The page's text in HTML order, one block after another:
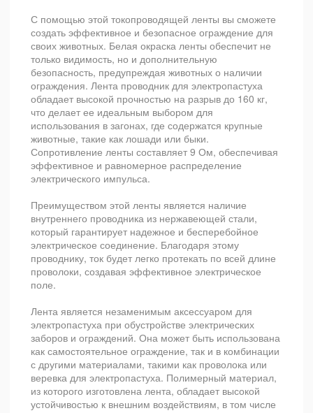
С помощью этой токопроводящей ленты вы сможете
создать эффективное и безопасное ограждение для
своих животных. Белая окраска ленты обеспечит не
только видимость, но и дополнительную
безопасность, предупреждая животных о наличии
ограждения. Лента проводник для электропастуха
обладает высокой прочностью на разрыв до 160 кг,
что делает ее идеальным выбором для
использования в загонах, где содержатся крупные
животные, такие как лошади или быки.
Сопротивление ленты составляет 9 Ом, обеспечивая
эффективное и равномерное распределение
электрического импульса.
Преимуществом этой ленты является наличие
внутреннего проводника из нержавеющей стали,
который гарантирует надежное и бесперебойное
электрическое соединение. Благодаря этому
проводнику, ток будет легко протекать по всей длине
проволоки, создавая эффективное электрическое
поле.
Лента является незаменимым аксессуаром для
электропастуха при обустройстве электрических
заборов и ограждений. Она может быть использована
как самостоятельное ограждение, так и в комбинации
с другими материалами, такими как проволока или
веревка для электропастуха. Полимерный материал,
из которого изготовлена лента, обладает высокой
устойчивостью к внешним воздействиям, в том числе